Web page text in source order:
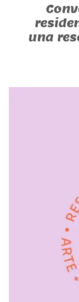
una